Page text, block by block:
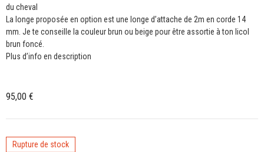
du cheval
La longe proposée en option est une longe d’attache de 2m en corde 14
mm. Je te conseille la couleur brun ou beige pour être assortie à ton licol
brun foncé.
Plus d’info en description
95,00 €
Rupture de stock